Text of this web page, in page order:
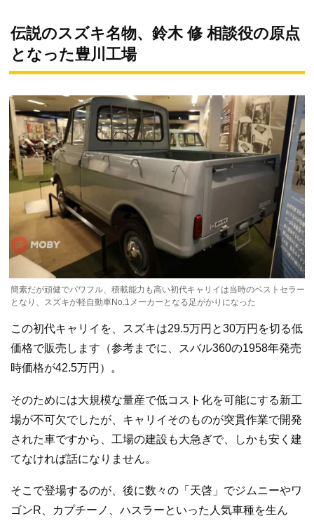
伝説のスズキ名物、鈴木 修 相談役の原点
となった豊川工場
簡素だが頑健でパワフル、積載能力も高い初代キャリイは当時のベストセラー
となり、スズキが軽自動車No.1メーカーとなる足がかりになった
この初代キャリイを、スズキは29.5万円と30万円を切る低
価格で販売します（参考までに、スバル360の1958年発売
時価格が42.5万円）。
そのためには大規模な量産で低コスト化を可能にする新工
場が不可欠でしたが、キャリイそのものが突貫作業で開発
された車ですから、工場の建設も大急ぎで、しかも安く建
てなければ話になりません。
そこで登場するのが、後に数々の「天啓」でジムニーやワ
ゴンR、カプチーノ、ハスラーといった人気車種を生ん